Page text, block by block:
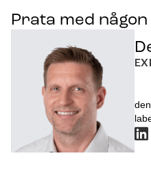
Prata med